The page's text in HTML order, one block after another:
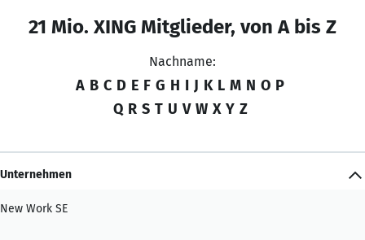
21 Mio. XING Mitglieder, von A bis Z
Nachname:
A B C D E F G H I J K L M N O P
Q R S T U V W X Y Z
Unternehmen
New Work SE